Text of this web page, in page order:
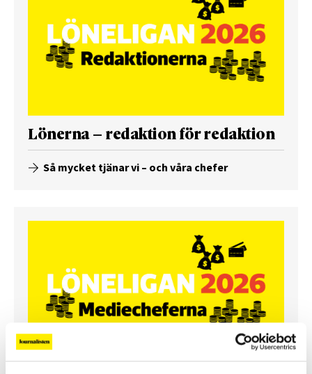
Lönerna – redaktion för redaktion
Så mycket tjänar vi – och våra chefer